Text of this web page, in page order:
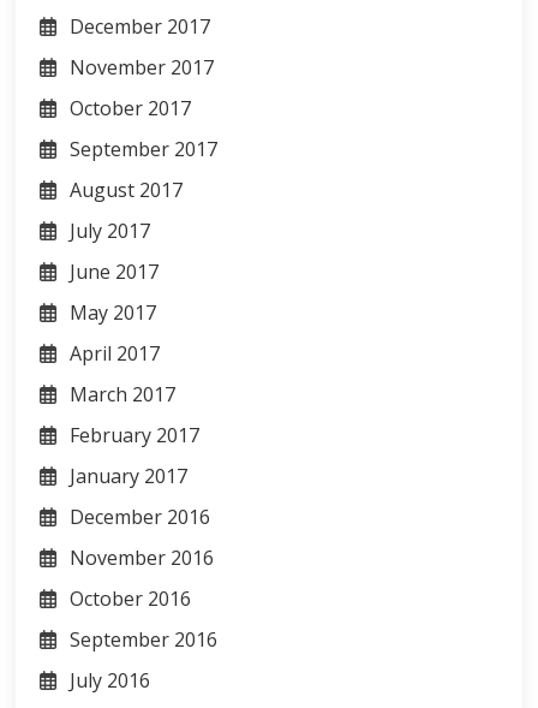
December 2017
November 2017
October 2017
September 2017
August 2017
July 2017
June 2017
May 2017
April 2017
March 2017
February 2017
January 2017
December 2016
November 2016
October 2016
September 2016
July 2016